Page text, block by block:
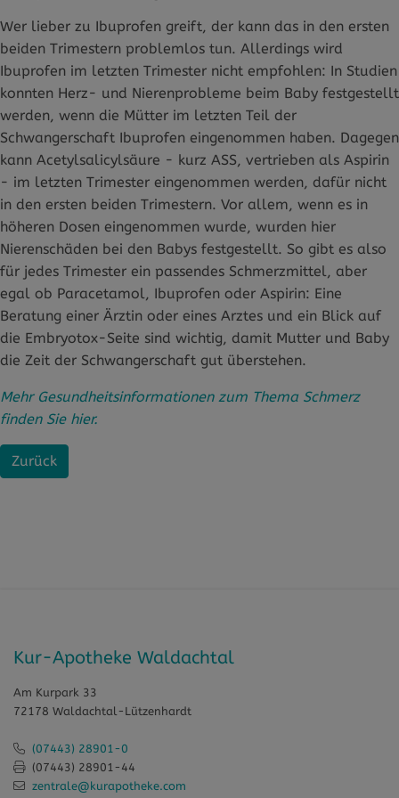
Zurück
Wer lieber zu Ibuprofen greift, der kann das in den ersten
beiden Trimestern problemlos tun. Allerdings wird
Ibuprofen im letzten Trimester nicht empfohlen: In Studien
konnten Herz- und Nierenprobleme beim Baby festgestellt
werden, wenn die Mütter im letzten Teil der
Schwangerschaft Ibuprofen eingenommen haben. Dagegen
kann Acetylsalicylsäure - kurz ASS, vertrieben als Aspirin
- im letzten Trimester eingenommen werden, dafür nicht
in den ersten beiden Trimestern. Vor allem, wenn es in
höheren Dosen eingenommen wurde, wurden hier
Nierenschäden bei den Babys festgestellt. So gibt es also
für jedes Trimester ein passendes Schmerzmittel, aber
egal ob Paracetamol, Ibuprofen oder Aspirin: Eine
Beratung einer Ärztin oder eines Arztes und ein Blick auf
die Embryotox-Seite sind wichtig, damit Mutter und Baby
die Zeit der Schwangerschaft gut überstehen.
Mehr Gesundheitsinformationen zum Thema Schmerz
finden Sie hier.
Kur-Apotheke Waldachtal
Am Kurpark 33
72178 Waldachtal-Lützenhardt
(07443) 28901-0
(07443) 28901-44
zentrale@kurapotheke.com